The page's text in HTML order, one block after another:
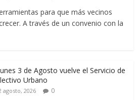
para que más vecinos
A través de un convenio con la
3 de Agosto vuelve el Servicio de
Urbano
agosto, 2026 0